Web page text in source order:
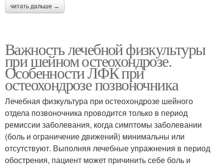
читать дальше →
Важность лечебной физкультуры
при шейном остеохондрозе.
Особенности ЛФК при
остеохондрозе позвоночника
Лечебная физкультура при остеохондрозе шейного
отдела позвоночника проводится только в период
ремиссии заболевания, когда симптомы заболевании
(боль и ограничение движений) минимальны или
отсутствуют. Выполняя лечебные упражнения в период
обострения, пациент может причинить себе боль и